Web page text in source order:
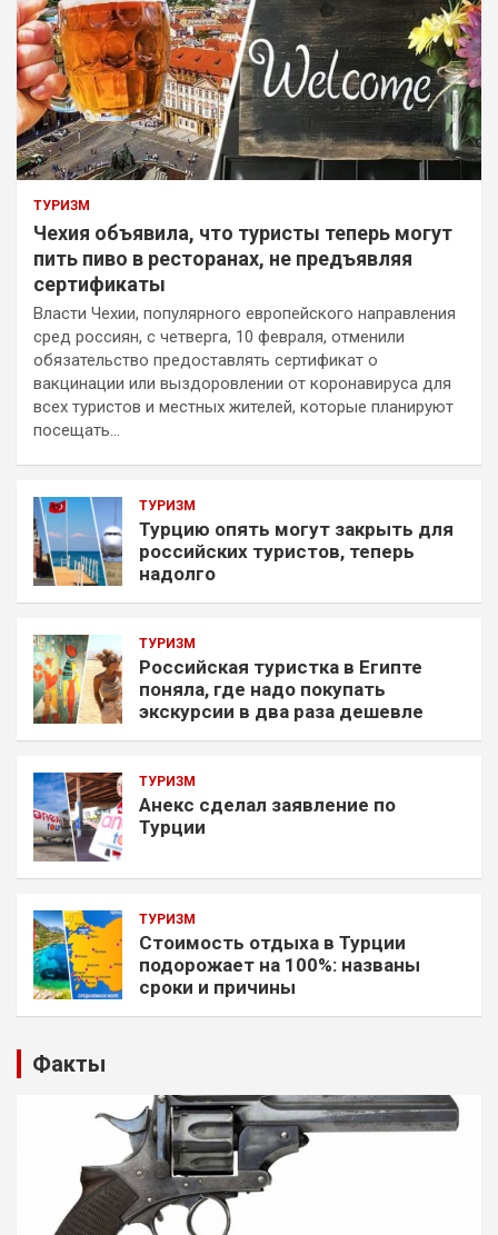
ТУРИЗМ
Чехия объявила, что туристы теперь могут
пить пиво в ресторанах, не предъявляя
сертификаты
Власти Чехии, популярного европейского направления
сред россиян, с четверга, 10 февраля, отменили
обязательство предоставлять сертификат о
вакцинации или выздоровлении от коронавируса для
всех туристов и местных жителей, которые планируют
посещать…
ТУРИЗМ
Турцию опять могут закрыть для
российских туристов, теперь
надолго
ТУРИЗМ
Российская туристка в Египте
поняла, где надо покупать
экскурсии в два раза дешевле
ТУРИЗМ
Анекс сделал заявление по
Турции
ТУРИЗМ
Стоимость отдыха в Турции
подорожает на 100%: названы
сроки и причины
Факты